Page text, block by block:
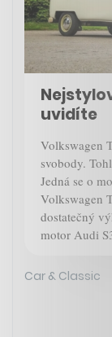
uvidíte
Volkswagen
svobody.
Jedná se o
Volkswagen
dostatečný
motor Audi
Car & Classic